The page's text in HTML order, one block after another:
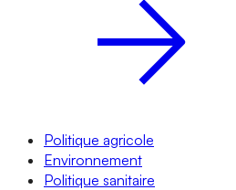
Politique agricole
Environnement
Politique sanitaire